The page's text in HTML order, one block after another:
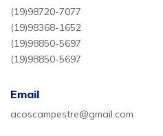
(19)98720-7077
(19)98368-1652
(19)98850-5697
(19)98850-5697
Email
acoscampestre@gmail.com